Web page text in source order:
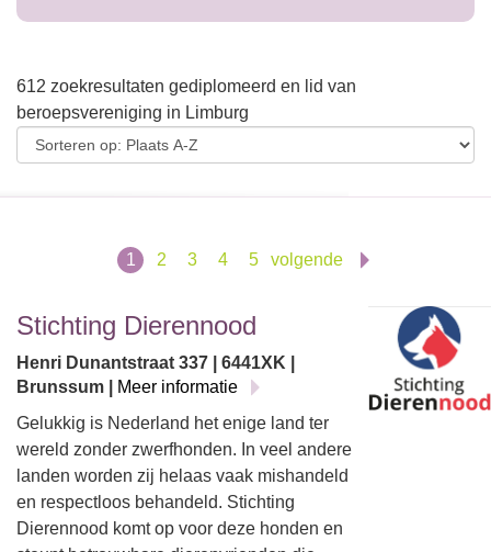
612 zoekresultaten gediplomeerd en lid van
beroepsvereniging in Limburg
1 2 3 4 5 volgende
Stichting Dierennood
Henri Dunantstraat 337 | 6441XK |
Brunssum |
Meer informatie
Gelukkig is Nederland het enige land ter
wereld zonder zwerfhonden. In veel andere
landen worden zij helaas vaak mishandeld
en respectloos behandeld. Stichting
Dierennood komt op voor deze honden en